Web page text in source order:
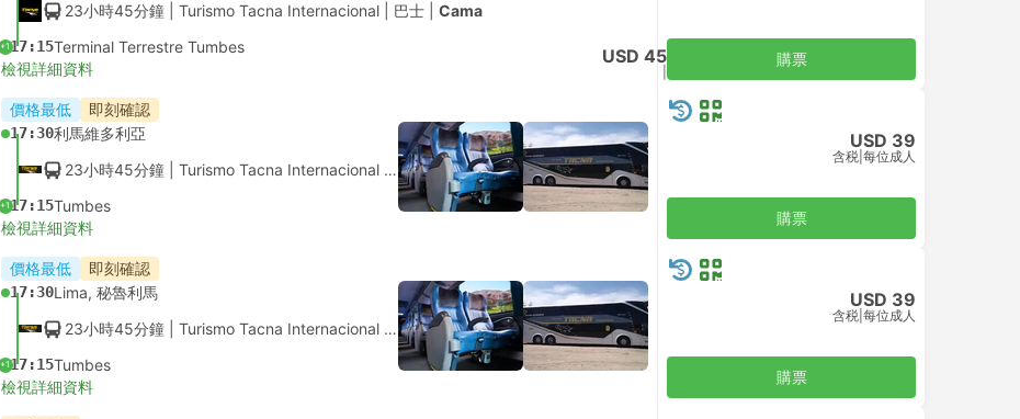
23小時45分鐘 | Turismo Tacna Internacional 巴士 Cama
+117:15Terminal Terrestre Tumbes
檢視詳細資料
USD 45 購票
價格最低 即刻確認
17:30利馬維多利亞
23小時45分鐘 | Turismo Tacna Internacional 巴士|空調座位
+117:15Tumbes
檢視詳細資料
USD 39
含税 每位成人
購票
價格最低 即刻確認
17:30Lima, 秘魯利馬
23小時45分鐘 | Turismo Tacna Internacional 巴士|空調座位
+117:15Tumbes
檢視詳細資料
USD 39
含税 每位成人
購票